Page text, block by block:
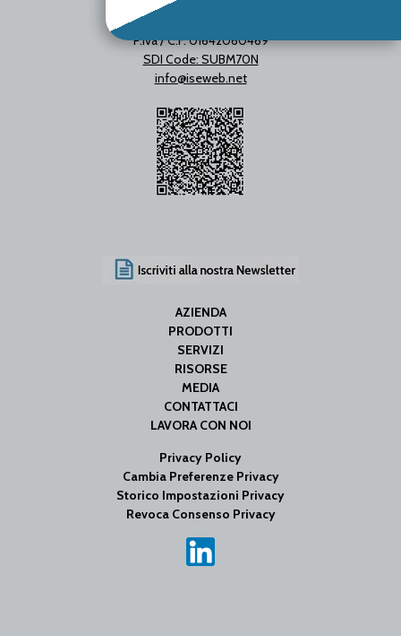
P.Iva / C.F. 01642060469
SDI Code: SUBM70N
info@iseweb.net
AZIENDA
PRODOTTI
SERVIZI
RISORSE
MEDIA
CONTATTACI
LAVORA CON NOI
Privacy Policy
Cambia Preferenze Privacy
Storico Impostazioni Privacy
Revoca Consenso Privacy